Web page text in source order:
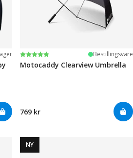
Karakter:
5.0 av 5 mulige Bestillingsvare
Motocaddy Clearview Umbrella
769 kr
NY